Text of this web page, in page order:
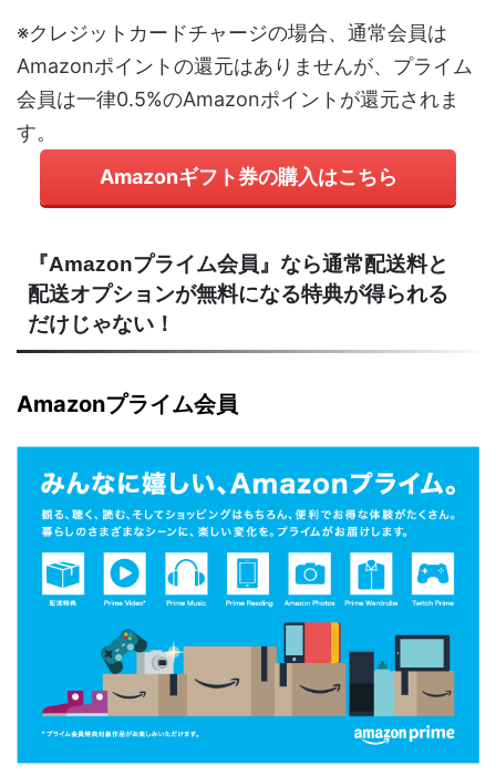
※クレジットカードチャージの場合、通常会員は
Amazonポイントの還元はありませんが、プライム
会員は一律0.5%のAmazonポイントが還元されま
す。
Amazonギフト券の購入はこちら
『Amazonプライム会員』なら通常配送料と
配送オプションが無料になる特典が得られる
だけじゃない！
Amazonプライム会員